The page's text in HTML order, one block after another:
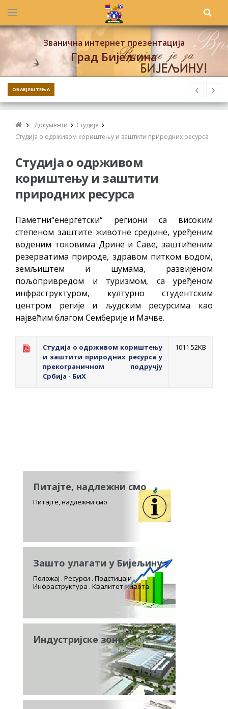
Званична интернет презентација
Град Бијељина
ОБАВЈЕШТЕЊА
Документи
Студије
Студија о одрживом кориштењу и заштити природних ресурса
Студија о одрживом
кориштењу и заштити
природних ресурса
Паметни“енергетски“ региони са високим
степеном заштите животне средине, уређеним
воденим токовима Дрине и Саве, заштићеним
резерватима природе, здравом питком водом,
земљиштем и шумама, развијеном
пољопривредом и туризмом, са уређеном
инфраструктуром, културно студентским
центром регије и људским ресурсима као
највећим благом Семберије и Мачве.
Студија о одрживом кориштењу
и заштити природних ресурса у
прекограничном подручју
Србија - БиХ
1011.52KB
Питајте, надлежни смо
Питајте, надлежни смо
Зашто улагати у Бијељину
Положај . Ресурси . Подстицаји
Инфраструктура . Квалитет живота
Индустријске зоне